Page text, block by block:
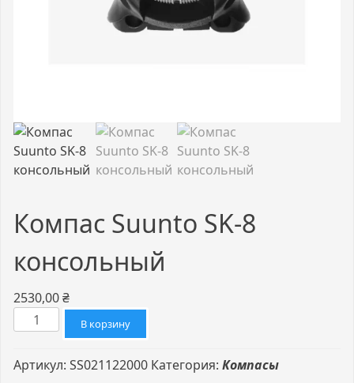
Компас Suunto SK-8
консольный
2530,00₴
Количество
товара
Suunto
В корзину
Артикул: SS021122000 Категория: Компасы